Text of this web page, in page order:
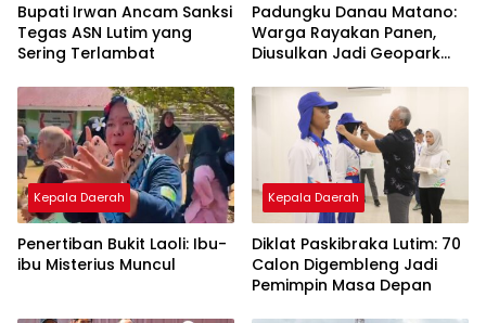
Bupati Irwan Ancam Sanksi
Tegas ASN Lutim yang
Sering Terlambat
Padungku Danau Matano:
Warga Rayakan Panen,
Diusulkan Jadi Geopark
Kepala Daerah
Penertiban Bukit Laoli: Ibu-
ibu Misterius Muncul
Kepala Daerah
Diklat Paskibraka Lutim: 70
Calon Digembleng Jadi
Pemimpin Masa Depan